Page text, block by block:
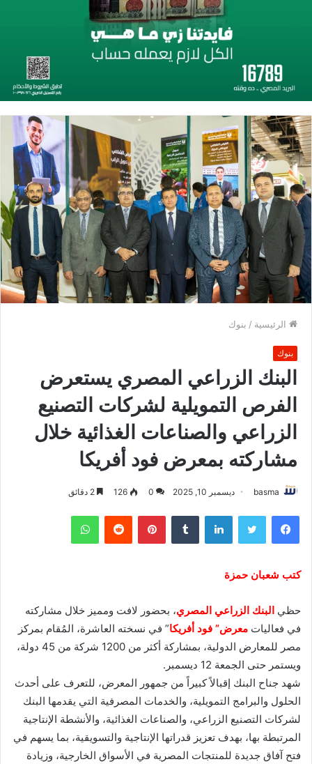
الرئيسية / بنوك
بنوك
البنك الزراعي المصري يستعرض
الفرص التمويلية لشركات التصنيع
الزراعي والصناعات الغذائية خلال
مشاركته بمعرض فود أفريكا
basma ديسمبر 10, 2025 0
126
فيسبوك تويتر لينكدإن بينتيريست واتساب
كتب شعبان حمزة
حظي البنك الزراعي المصري، بحضور لافت ومميز خلال مشاركته
في فعاليات معرض” فود أفريكا” في نسخته العاشرة، المُقام بمركز
مصر للمعارض الدولية، بمشاركة أكثر من 1200 شركة من 45 دولة،
ويستمر حتى الجمعة 12 ديسمبر.
شهد جناح البنك إقبالاً كبيراً من جمهور المعرض، للتعرف على أحدث
الحلول والبرامج التمويلية، والخدمات المصرفية التي يقدمها البنك
لشركات التصنيع الزراعي، والصناعات الغذائية، والأنشطة الإنتاجية
المرتبطة بها، بهدف تعزيز قدراتها الإنتاجية والتسويقية، بما يسهم في
فتح آفاق جديدة للمنتجات المصرية في الأسواق الخارجية، وزيادة